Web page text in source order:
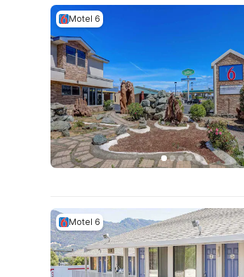
Motel 6
Motel 6